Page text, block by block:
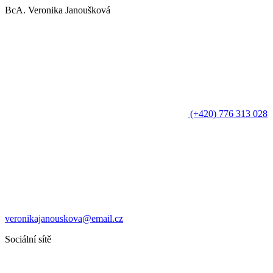
BcA. Veronika Janoušková
(+420) 776 313 028
veronikajanouskova@email.cz
Sociální sítě